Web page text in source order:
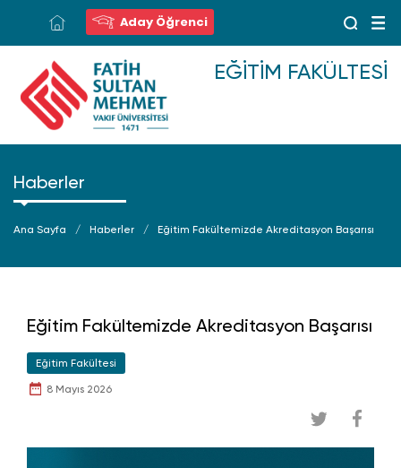
Aday Öğrenci
EĞITIM FAKÜLTESI
Haberler
Ana Sayfa Haberler Eğitim Fakültemizde Akreditasyon Başarısı
Eğitim Fakültemizde Akreditasyon Başarısı
Eğitim Fakültesi
8 Mayıs 2026